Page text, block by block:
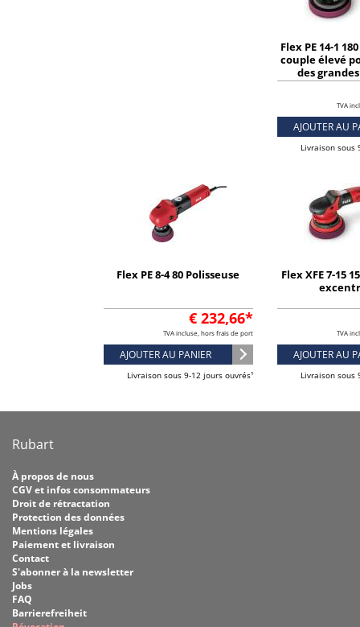
Flex PE 14-1
couple élevé
des
TVA
AJOUTER AU
Livraison sous
Flex PE 8-4 80 Polisseuse
€ 232,66*
TVA incluse, hors frais de port
AJOUTER AU PANIER
Livraison sous 9-12 jours ouvrés¹
Flex XFE 7-15
TVA
AJOUTER AU
Livraison sous
Rubart
À propos de nous
CGV et infos consommateurs
Droit de rétractation
Protection des données
Mentions légales
Paiement et livraison
Contact
S'abonner à la newsletter
Jobs
FAQ
Barrierefreiheit